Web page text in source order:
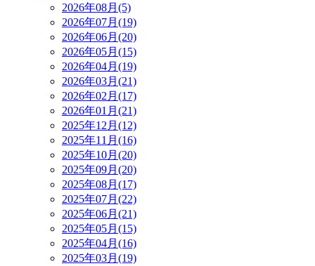
2026年08月(5)
2026年07月(19)
2026年06月(20)
2026年05月(15)
2026年04月(19)
2026年03月(21)
2026年02月(17)
2026年01月(21)
2025年12月(12)
2025年11月(16)
2025年10月(20)
2025年09月(20)
2025年08月(17)
2025年07月(22)
2025年06月(21)
2025年05月(15)
2025年04月(16)
2025年03月(19)